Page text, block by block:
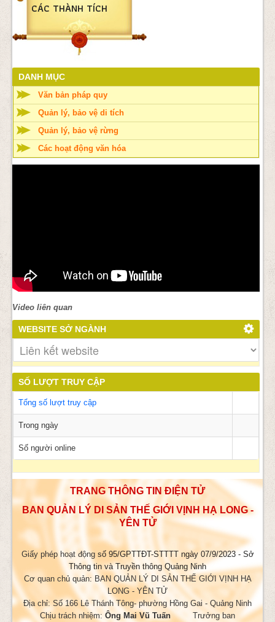
CÁC THÀNH TÍCH
DANH MỤC
Văn bản pháp quy
Quản lý, bảo vệ di tích
Quản lý, bảo vệ rừng
Các hoạt động văn hóa
Video liên quan
WEBSITE SỞ NGÀNH
SỐ LƯỢT TRUY CẬP
Tổng số lượt truy cập
Trong ngày
Số người online
TRANG THÔNG TIN ĐIỆN TỬ
BAN QUẢN LÝ DI SẢN THẾ GIỚI VỊNH HẠ LONG -
YÊN TỬ
Giấy phép hoạt động số 95/GPTTĐT-STTTT ngày 07/9/2023 - Sở
Thông tin và Truyền thông Quảng Ninh
Cơ quan chủ quản: BAN QUẢN LÝ DI SẢN THẾ GIỚI VỊNH HẠ
LONG - YÊN TỬ
Địa chỉ: Số 166 Lê Thánh Tông- phường Hồng Gai - Quảng Ninh
Chịu trách nhiệm: Ông Mai Vũ TuấnTrưởng ban